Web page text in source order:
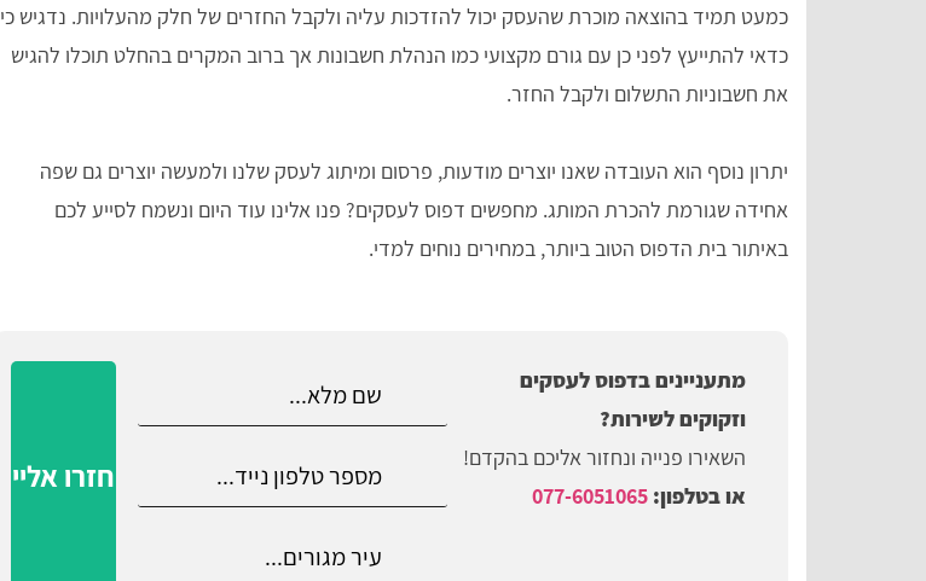
כמעט תמיד בהוצאה מוכרת שהעסק יכול להזדכות עליה ולקבל החזרים של חלק מהעלויות. נדגיש כי
כדאי להתייעץ לפני כן עם גורם מקצועי כמו הנהלת חשבונות אך ברוב המקרים בהחלט תוכלו להגיש
את חשבוניות התשלום ולקבל החזר.
יתרון נוסף הוא העובדה שאנו יוצרים מודעות, פרסום ומיתוג לעסק שלנו ולמעשה יוצרים גם שפה
אחידה שגורמת להכרת המותג. מחפשים דפוס לעסקים? פנו אלינו עוד היום ונשמח לסייע לכם
באיתור בית הדפוס הטוב ביותר, במחירים נוחים למדי.
מתעניינים בדפוס לעסקים
וזקוקים לשירות?
השאירו פנייה ונחזור אליכם בהקדם!
או בטלפון:077-6051065 חזרו אליי